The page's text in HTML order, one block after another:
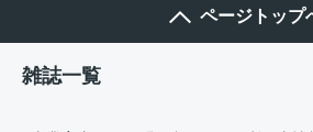
ページトップ
雑誌一覧